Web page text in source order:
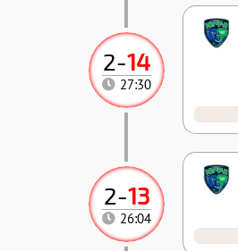
2-13
26:04
2-14
27:30